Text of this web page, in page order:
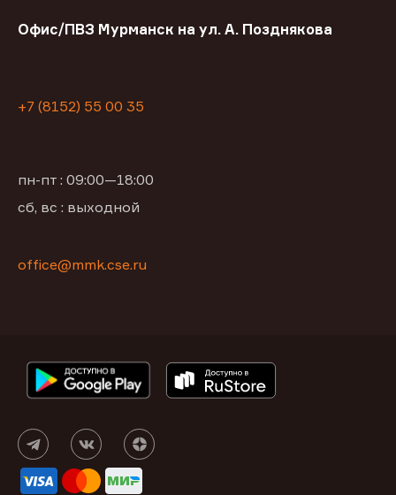
Офис/ПВЗ Мурманск на ул. А. Позднякова
+7 (8152) 55 00 35
пн-пт : 09:00—18:00
сб, вс : выходной
office@mmk.cse.ru